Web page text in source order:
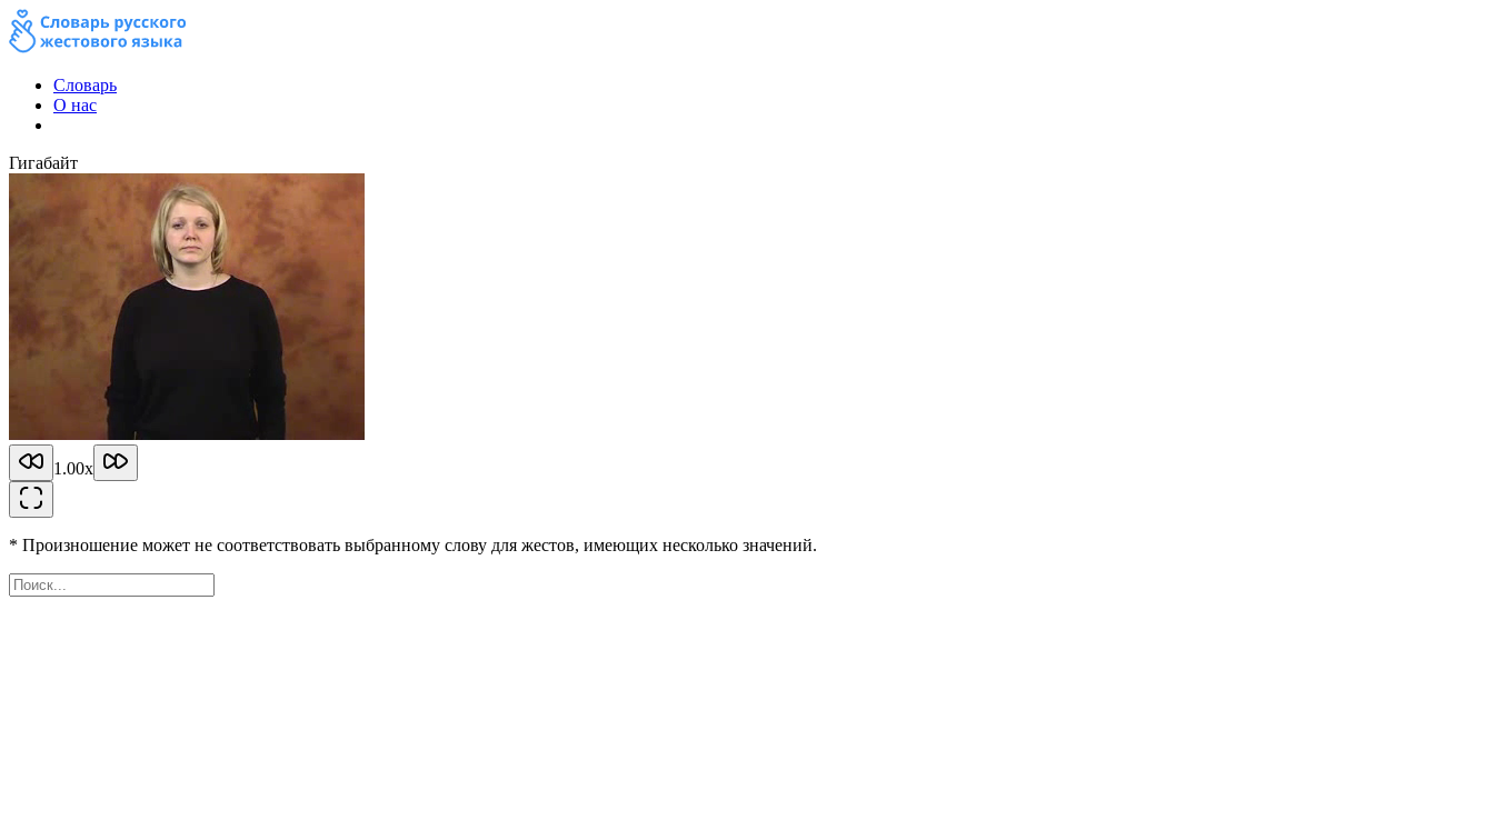
Словарь
О нас
Гигабайт
1.00x
* Произношение может не соответствовать выбранному слову для жестов, имеющих несколько значений.